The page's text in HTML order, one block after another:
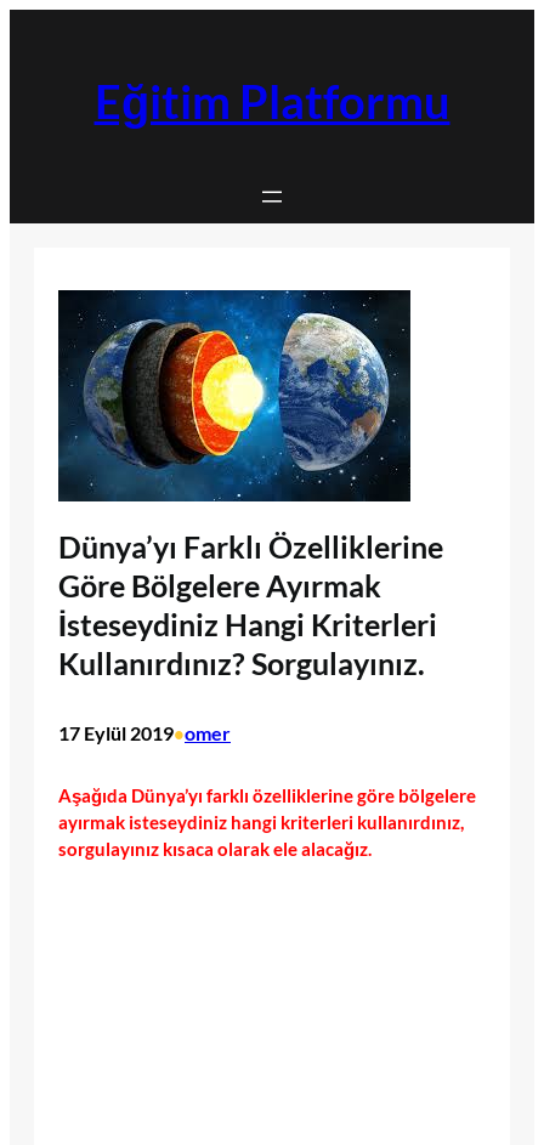
Eğitim Platformu
Dünya’yı Farklı Özelliklerine
Göre Bölgelere Ayırmak
İsteseydiniz Hangi Kriterleri
Kullanırdınız? Sorgulayınız.
17 Eylül 2019•omer
Aşağıda Dünya’yı farklı özelliklerine göre bölgelere
ayırmak isteseydiniz hangi kriterleri kullanırdınız,
sorgulayınız kısaca olarak ele alacağız.